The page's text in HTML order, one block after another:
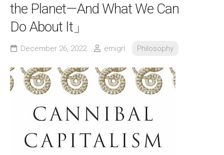
the Planet—And What We Can
Do About It」
December 26, 2022 emigrl Philosophy